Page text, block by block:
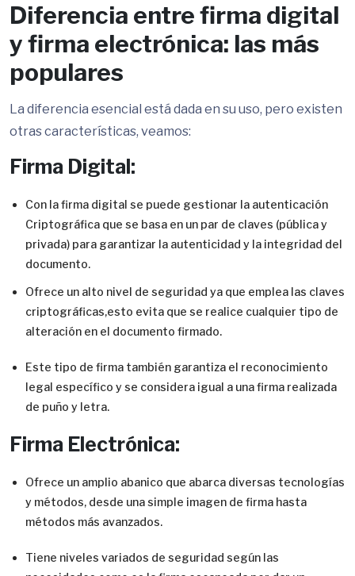
Diferencia entre firma digital
y firma electrónica: las más
populares
La diferencia esencial está dada en su uso, pero existen
otras características, veamos:
Firma Digital:
Con la firma digital se puede gestionar la autenticación
Criptográfica que se basa en un par de claves (pública y
privada) para garantizar la autenticidad y la integridad del
documento.
Ofrece un alto nivel de seguridad ya que emplea las claves
criptográficas,esto evita que se realice cualquier tipo de
alteración en el documento firmado.
Este tipo de firma también garantiza el reconocimiento
legal específico y se considera igual a una firma realizada
de puño y letra.
Firma Electrónica:
Ofrece un amplio abanico que abarca diversas tecnologías
y métodos, desde una simple imagen de firma hasta
métodos más avanzados.
Tiene niveles variados de seguridad según las